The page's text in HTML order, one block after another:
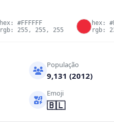
hex: #FFFFFF
rgb: 255, 255, 255
hex:
rgb:
População
9,131 (2012)
Emoji
🇧🇱